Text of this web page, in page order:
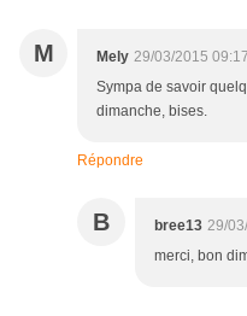
M Mely 29/03/2015 09:17
Sympa de savoir
dimanche, bises.
Répondre
B bree13 29/
merci, bon